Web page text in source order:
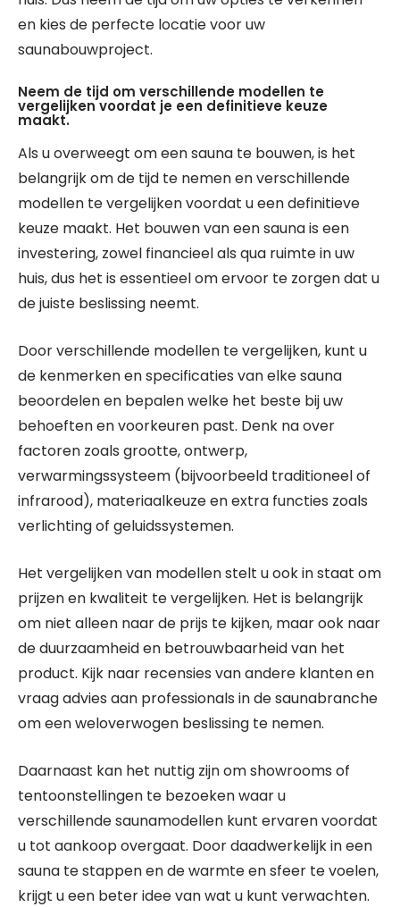
en kies de perfecte locatie voor uw
saunabouwproject.
Neem de tijd om verschillende modellen te
vergelijken voordat je een definitieve keuze
maakt.
Als u overweegt om een sauna te bouwen, is het
belangrijk om de tijd te nemen en verschillende
modellen te vergelijken voordat u een definitieve
keuze maakt. Het bouwen van een sauna is een
investering, zowel financieel als qua ruimte in uw
huis, dus het is essentieel om ervoor te zorgen dat u
de juiste beslissing neemt.
Door verschillende modellen te vergelijken, kunt u
de kenmerken en specificaties van elke sauna
beoordelen en bepalen welke het beste bij uw
behoeften en voorkeuren past. Denk na over
factoren zoals grootte, ontwerp,
verwarmingssysteem (bijvoorbeeld traditioneel of
infrarood), materiaalkeuze en extra functies zoals
verlichting of geluidssystemen.
Het vergelijken van modellen stelt u ook in staat om
prijzen en kwaliteit te vergelijken. Het is belangrijk
om niet alleen naar de prijs te kijken, maar ook naar
de duurzaamheid en betrouwbaarheid van het
product. Kijk naar recensies van andere klanten en
vraag advies aan professionals in de saunabranche
om een weloverwogen beslissing te nemen.
Daarnaast kan het nuttig zijn om showrooms of
tentoonstellingen te bezoeken waar u
verschillende saunamodellen kunt ervaren voordat
u tot aankoop overgaat. Door daadwerkelijk in een
sauna te stappen en de warmte en sfeer te voelen,
krijgt u een beter idee van wat u kunt verwachten.